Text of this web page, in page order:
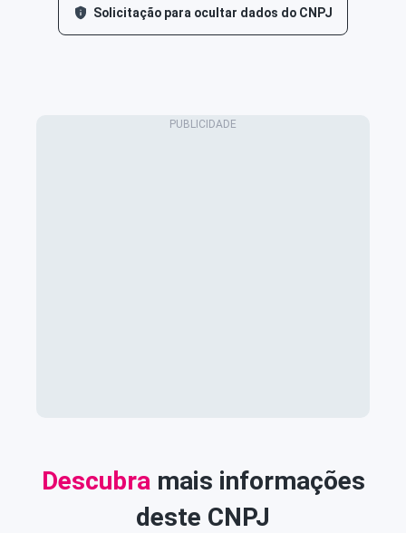
Solicitação para ocultar dados do CNPJ
Descubra mais informações
deste CNPJ